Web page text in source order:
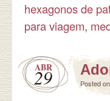
hexagonos de
para viagem,
ABR
29 Posted on